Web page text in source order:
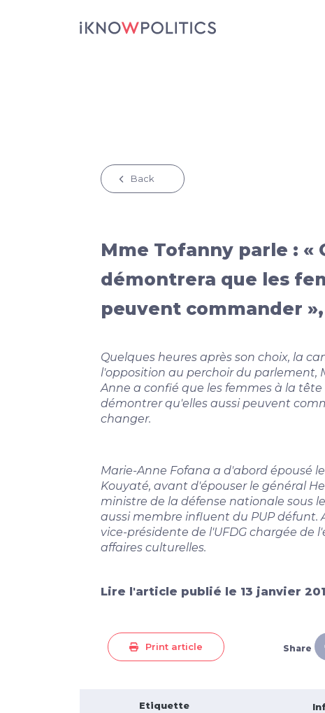
Back
Mme Tofanny parle : «
démontrera que les
peuvent commander
Quelques heures après son choix, la
l'opposition au perchoir du parlement,
Anne a confié que les femmes à la
démontrer qu'elles aussi peuvent
changer.
Marie-Anne Fofana a d'abord épousé
Kouyaté, avant d'épouser le général
ministre de la défense nationale sous
aussi membre influent du PUP défunt.
vice-présidente de l'UFDG chargée de
affaires culturelles.
Lire l'article publié le 13 janvier
Print article Share
Etiquette